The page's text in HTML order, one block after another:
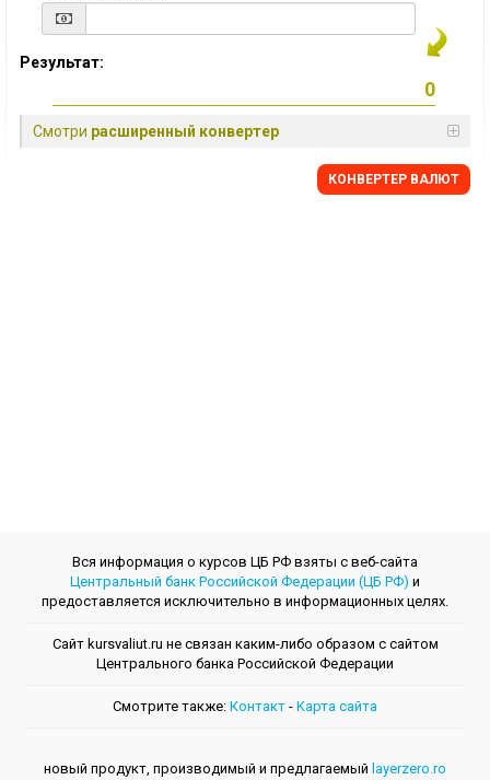
Результат:
Смотри расширенный конвертер
КОНВЕРТЕР ВАЛЮТ
Вся информация о курсов ЦБ РФ взяты с веб-сайта
Центральный банк Российской Федерации (ЦБ РФ) и
предоставляется исключительно в информационных целях.
Сайт kursvaliut.ru не связан каким-либо образом с сайтом
Центрального банкa Российской Федерации
Смотрите также: Контакт - Kарта сайта
новый продукт, производимый и предлагаемый layerzero.ro